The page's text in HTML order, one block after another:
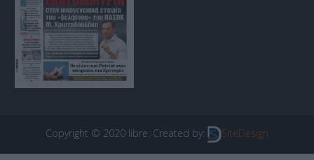
Copyright © 2020 libre. Created by: SiteDesign